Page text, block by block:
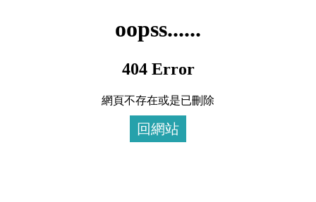
oopss......
404 Error
網頁不存在或是已刪除
回網站